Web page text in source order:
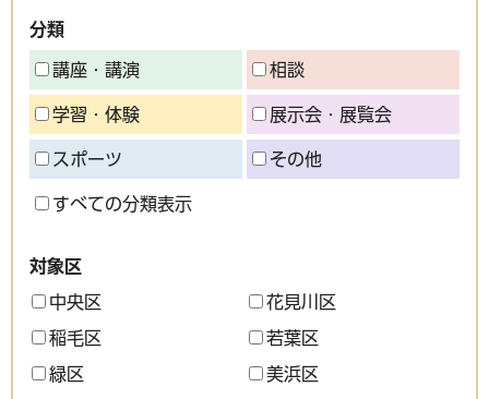
分類
講座・講演 相談
学習・体験 展示会・展覧会
スポーツ その他
すべての分類表示
対象区
中央区 花見川区
稲毛区 若葉区
緑区 美浜区